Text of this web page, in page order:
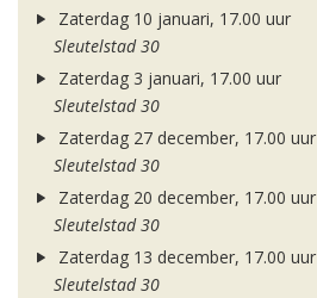
Zaterdag 10 januari, 17.00 uur
Sleutelstad 30
Zaterdag 3 januari, 17.00 uur
Sleutelstad 30
Zaterdag 27 december, 17.00 uur
Sleutelstad 30
Zaterdag 20 december, 17.00 uur
Sleutelstad 30
Zaterdag 13 december, 17.00 uur
Sleutelstad 30